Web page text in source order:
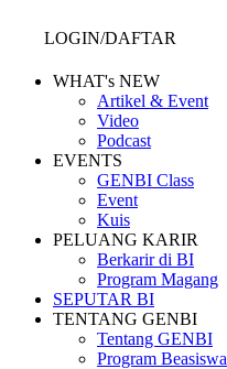
LOGIN/DAFTAR
WHAT's NEW
Artikel & Event
Video
Podcast
EVENTS
GENBI Class
Event
Kuis
PELUANG KARIR
Berkarir di BI
Program Magang
SEPUTAR BI
TENTANG GENBI
Tentang GENBI
Program Beasiswa